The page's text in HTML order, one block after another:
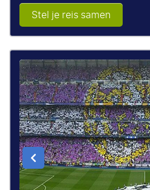
Stel je reis samen